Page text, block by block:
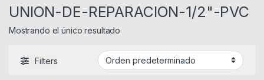
UNION-DE-REPARACION-1/2"-PVC
Mostrando el único resultado
Filters